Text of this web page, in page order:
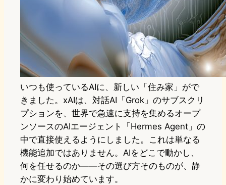
いつも使っているAIに、新しい「住み家」がで
きました。xAIは、対話AI「Grok」のサブスクリ
プションを、世界で急速に支持を集めるオープ
ンソースのAIエージェント「Hermes Agent」の
中で直接使えるようにしました。これは単なる
機能追加ではありません。AIをどこで動かし、
何を任せるのか——その選び方そのものが、静
かに変わり始めています。